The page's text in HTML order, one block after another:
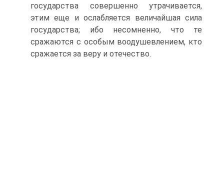
государства совершенно утрачивается,
этим еще и ослабляется величайшая сила
государства; ибо несомненно, что те
сражаются с особым воодушевлением, кто
сражается за веру и отечество.